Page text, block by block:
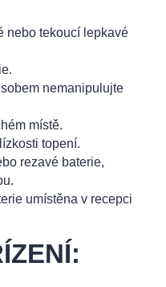
nebo tekoucí lepkavé
nemanipulujte
místě.
topení.
rezavé baterie,
umístěna v recepci